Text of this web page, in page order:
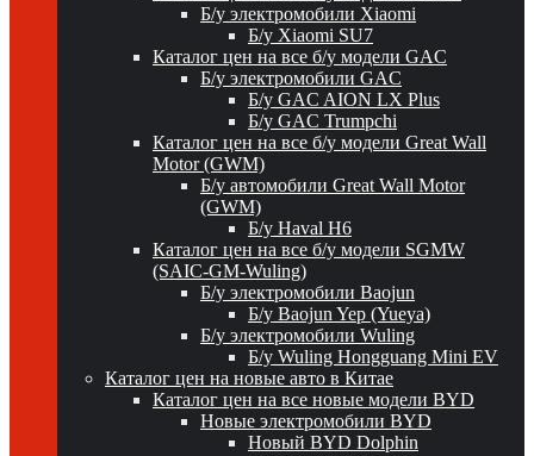
Б/у электромобили Xiaomi
Б/у Xiaomi SU7
Каталог цен на все б/у модели GAC
Б/у электромобили GAC
Б/у GAC AION LX Plus
Б/у GAC Trumpchi
Каталог цен на все б/у модели Great Wall
Motor (GWM)
Б/у автомобили Great Wall Motor
(GWM)
Б/у Haval H6
Каталог цен на все б/у модели SGMW
(SAIC-GM-Wuling)
Б/у электромобили Baojun
Б/у Baojun Yep (Yueya)
Б/у электромобили Wuling
Б/у Wuling Hongguang Mini EV
Каталог цен на новые авто в Китае
Каталог цен на все новые модели BYD
Новые электромобили BYD
Новый BYD Dolphin